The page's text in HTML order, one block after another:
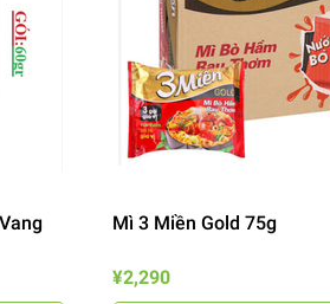
Mì 3 Miền Gold 75g
¥2,290